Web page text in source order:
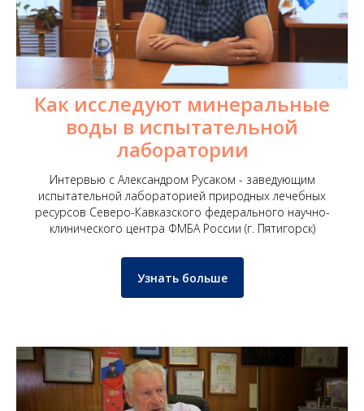
Как исследуют минеральные
воды в испытательной
лаборатории
Интервью с Александром Русаком - заведующим
испытательной лабораторией природных лечебных
ресурсов Северо-Кавказского федерального научно-
клинического центра ФМБА России (г. Пятигорск)
Узнать больше